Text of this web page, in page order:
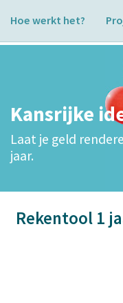
Hoe werkt het?
Kansrijke
Laat je geld
jaar.
Rekentool 1